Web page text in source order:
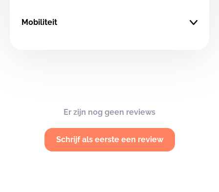
Mobiliteit
Er zijn nog geen reviews
Schrijf als eerste een review